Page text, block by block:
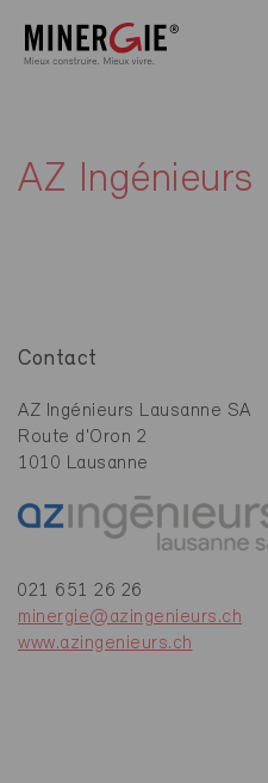
AZ
Contact
AZ Ingénieurs Lausanne SA
Route d'Oron 2
1010 Lausanne
021 651 26 26
minergie@azingenieurs.ch
www.azingenieurs.ch